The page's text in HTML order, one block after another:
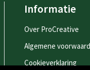
Informatie
Over ProCreative
Algemene
Cookieverklaring